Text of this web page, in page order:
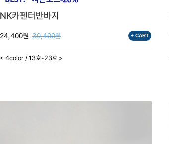
NK카펜터반바지
24,400원 30,400원 + CART
< 4color / 13호-23호 >